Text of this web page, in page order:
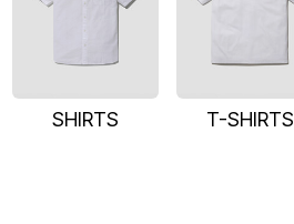
SHIRTS T-SHIRTS